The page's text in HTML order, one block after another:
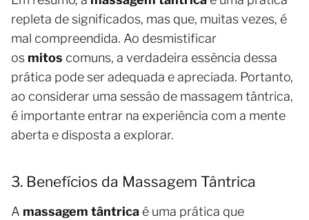
repleta de significados, mas que, muitas vezes, é
mal compreendida. Ao desmistificar
os mitos comuns, a verdadeira essência dessa
prática pode ser adequada e apreciada. Portanto,
ao considerar uma sessão de massagem tântrica,
é importante entrar na experiência com a mente
aberta e disposta a explorar.
3. Benefícios da Massagem Tântrica
A massagem tântrica é uma prática que